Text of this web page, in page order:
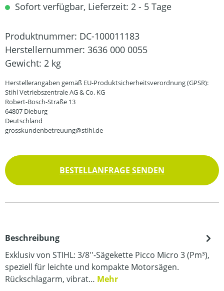
Sofort verfügbar, Lieferzeit: 2 - 5 Tage
Produktnummer: DC-100011183
Herstellernummer: 3636 000 0055
Gewicht: 2 kg
Herstellerangaben gemäß EU-Produktsicherheitsverordnung (GPSR):
Stihl Vetriebszentrale AG & Co. KG
Robert-Bosch-Straße 13
64807 Dieburg
Deutschland
grosskundenbetreuung@stihl.de
BESTELLANFRAGE SENDEN
Beschreibung
Exklusiv von STIHL: 3/8''-Sägekette Picco Micro 3 (Pm³),
speziell für leichte und kompakte Motorsägen.
Rückschlagarm, vibrat… Mehr